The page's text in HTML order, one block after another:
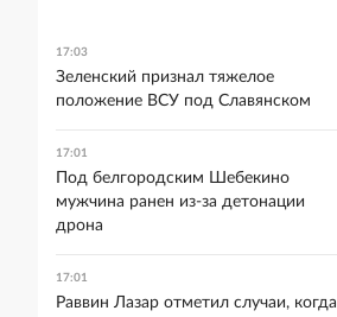
17:03
Зеленский признал тяжелое
положение ВСУ под Славянском
17:01
Под белгородским Шебекино
мужчина ранен из-за детонации
дрона
17:01
Раввин Лазар отметил случаи, когда